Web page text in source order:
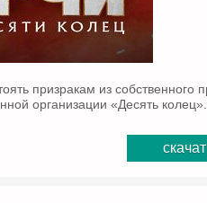
призракам из собственного
организации «Десять колец».